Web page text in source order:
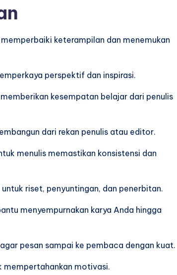
keterampilan dan menemukan
perspektif dan inspirasi.
kesempatan belajar dari penulis
dari rekan penulis atau editor.
menulis memastikan konsistensi dan
riset, penyuntingan, dan penerbitan.
menyempurnakan karya Anda hingga
pesan sampai ke pembaca dengan kuat.
mempertahankan motivasi.